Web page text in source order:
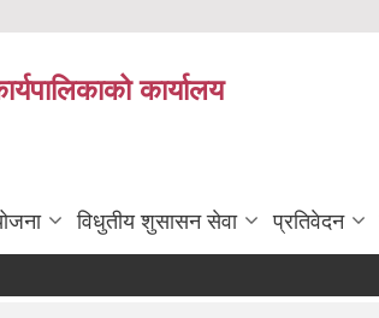
कार्यालय
विधुतीय शुसासन सेवा प्रतिवेदन